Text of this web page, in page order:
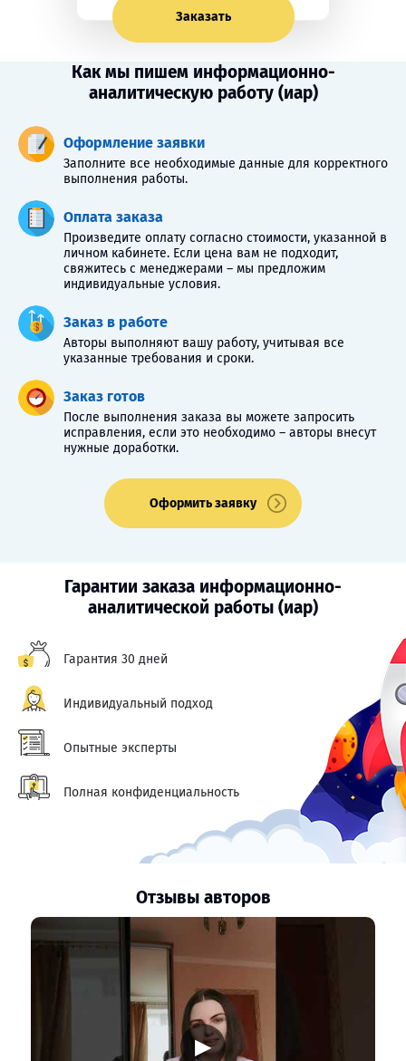
Заказать
Как мы пишем информационно-
аналитическую работу (иар)
Оформление заявки
Заполните все необходимые данные для корректного
выполнения работы.
Оплата заказа
Произведите оплату согласно стоимости, указанной в
личном кабинете. Если цена вам не подходит,
свяжитесь с менеджерами – мы предложим
индивидуальные условия.
Заказ в работе
Авторы выполняют вашу работу, учитывая все
указанные требования и сроки.
Заказ готов
После выполнения заказа вы можете запросить
исправления, если это необходимо – авторы внесут
нужные доработки.
Оформить заявку
Гарантии заказа информационно-
аналитической работы (иар)
Гарантия 30 дней
Индивидуальный подход
Опытные эксперты
Полная конфиденциальность
Отзывы авторов
▶